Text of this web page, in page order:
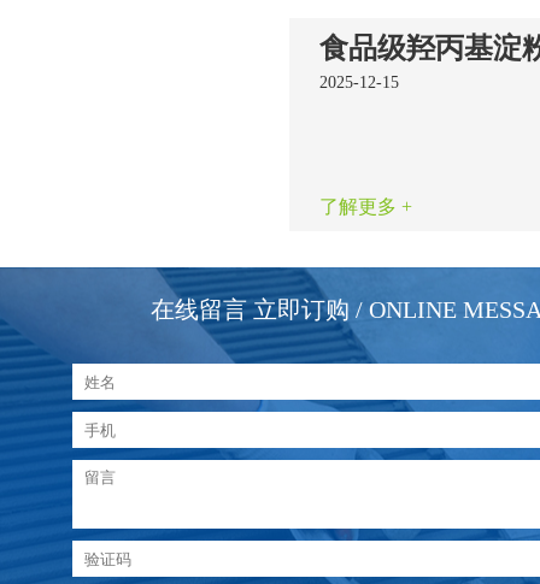
2025-12-15
了解更多 +
在线留言 立即订购 / ONLINE